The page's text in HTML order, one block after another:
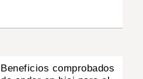
Beneficios comprobados